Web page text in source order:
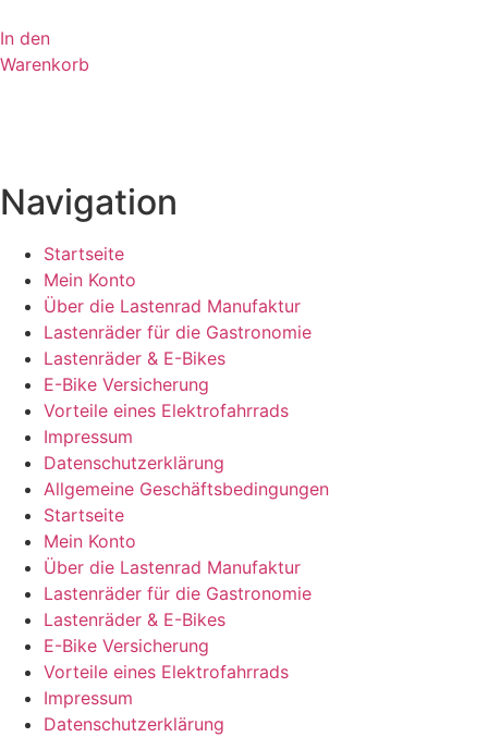
In den
Warenkorb
Navigation
Startseite
Mein Konto
Über die Lastenrad Manufaktur
Lastenräder für die Gastronomie
Lastenräder & E-Bikes
E-Bike Versicherung
Vorteile eines Elektrofahrrads
Impressum
Datenschutzerklärung
Allgemeine Geschäftsbedingungen
Startseite
Mein Konto
Über die Lastenrad Manufaktur
Lastenräder für die Gastronomie
Lastenräder & E-Bikes
E-Bike Versicherung
Vorteile eines Elektrofahrrads
Impressum
Datenschutzerklärung